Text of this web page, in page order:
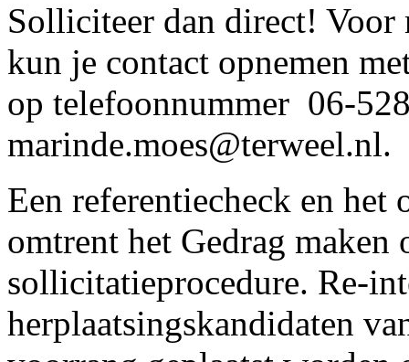
Solliciteer dan direct! Voor
kun je contact opnemen
op telefoonnummer 06-
marinde.moes@terweel.nl.
Een referentiecheck en het
omtrent het Gedrag maken
sollicitatieprocedure. Re-
herplaatsingskandidaten